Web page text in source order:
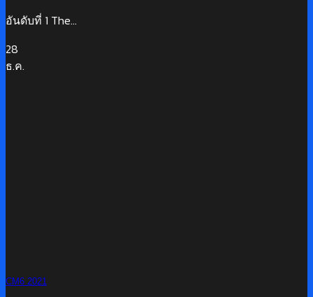
อันดับที่ 1 The...
28
ธ.ค.
CM6 2021